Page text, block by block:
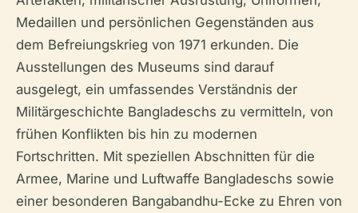
Medaillen und persönlichen Gegenständen aus
dem Befreiungskrieg von 1971 erkunden. Die
Ausstellungen des Museums sind darauf
ausgelegt, ein umfassendes Verständnis der
Militärgeschichte Bangladeschs zu vermitteln, von
frühen Konflikten bis hin zu modernen
Fortschritten. Mit speziellen Abschnitten für die
Armee, Marine und Luftwaffe Bangladeschs sowie
einer besonderen Bangabandhu-Ecke zu Ehren von